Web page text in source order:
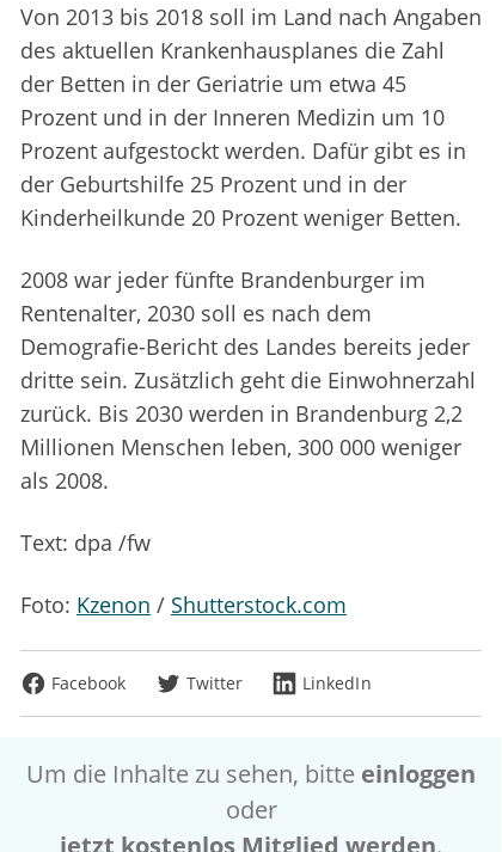
Von 2013 bis 2018 soll im Land nach Angaben
des aktuellen Krankenhausplanes die Zahl
der Betten in der Geriatrie um etwa 45
Prozent und in der Inneren Medizin um 10
Prozent aufgestockt werden. Dafür gibt es in
der Geburtshilfe 25 Prozent und in der
Kinderheilkunde 20 Prozent weniger Betten.
2008 war jeder fünfte Brandenburger im
Rentenalter, 2030 soll es nach dem
Demografie-Bericht des Landes bereits jeder
dritte sein. Zusätzlich geht die Einwohnerzahl
zurück. Bis 2030 werden in Brandenburg 2,2
Millionen Menschen leben, 300 000 weniger
als 2008.
Text: dpa /fw
Foto: Kzenon / Shutterstock.com
Facebook Twitter LinkedIn
Um die Inhalte zu sehen, bitte einloggen
oder